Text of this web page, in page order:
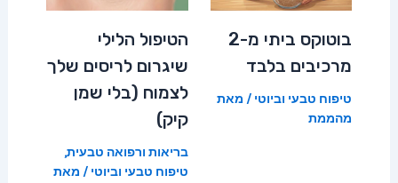
בוטוקס ביתי מ-2
מרכיבים בלבד
טיפוח טבעי וביוטי / מאת
מהממת
הטיפול הלילי
שיגרום לריסים שלך
לצמוח (בלי שמן
קיק)
בריאות ורפואה טבעית,
טיפוח טבעי וביוטי / מאת